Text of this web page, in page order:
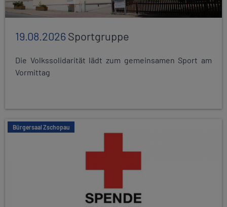
19.08.2026Sportgruppe
Die Volkssolidarität lädt zum gemeinsamen Sport am
Vormittag
Bürgersaal Zschopau